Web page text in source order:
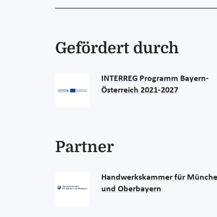
Gefördert durch
INTERREG Programm Bayern-
Österreich 2021-2027
Partner
Handwerkskammer für
und Oberbayern